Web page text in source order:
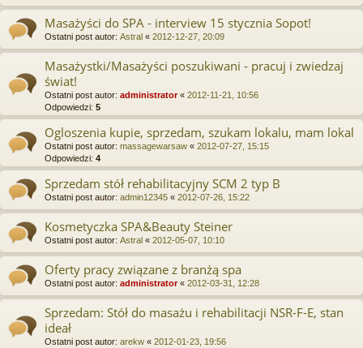
Masażyści do SPA - interview 15 stycznia Sopot!
Ostatni post autor: Astral « 2012-12-27, 20:09
Masażystki/Masażyści poszukiwani - pracuj i zwiedzaj
świat!
Ostatni post autor: administrator« 2012-11-21, 10:56
Odpowiedzi: 5
Ogloszenia kupie, sprzedam, szukam lokalu, mam lokal
Ostatni post autor: massagewarsaw « 2012-07-27, 15:15
Odpowiedzi: 4
Sprzedam stół rehabilitacyjny SCM 2 typ B
Ostatni post autor: admin12345 « 2012-07-26, 15:22
Kosmetyczka SPA&Beauty Steiner
Ostatni post autor: Astral « 2012-05-07, 10:10
Oferty pracy związane z branżą spa
Ostatni post autor: administrator« 2012-03-31, 12:28
Sprzedam: Stół do masażu i rehabilitacji NSR-F-E, stan
ideał
Ostatni post autor: arekw « 2012-01-23, 19:56